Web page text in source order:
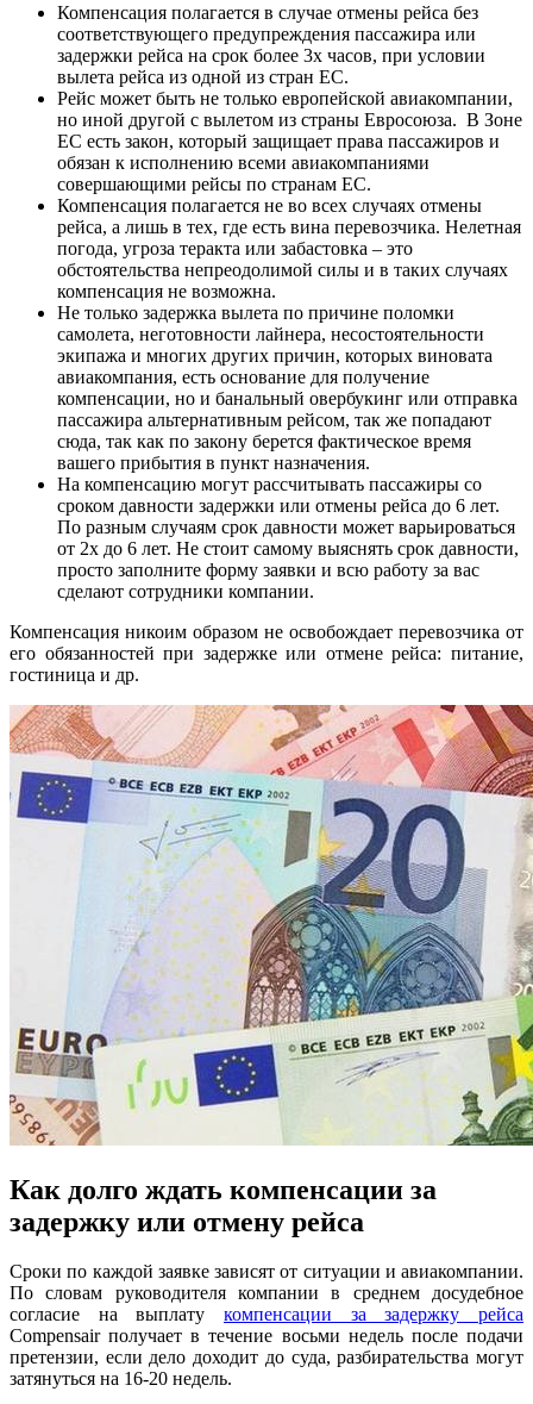
Компенсация полагается в случае отмены рейса без
соответствующего предупреждения пассажира или
задержки рейса на срок более 3х часов, при условии
вылета рейса из одной из стран ЕС.
Рейс может быть не только европейской авиакомпании,
но иной другой с вылетом из страны Евросоюза. В Зоне
ЕС есть закон, который защищает права пассажиров и
обязан к исполнению всеми авиакомпаниями
совершающими рейсы по странам ЕС.
Компенсация полагается не во всех случаях отмены
рейса, а лишь в тех, где есть вина перевозчика. Нелетная
погода, угроза теракта или забастовка – это
обстоятельства непреодолимой силы и в таких случаях
компенсация не возможна.
Не только задержка вылета по причине поломки
самолета, неготовности лайнера, несостоятельности
экипажа и многих других причин, которых виновата
авиакомпания, есть основание для получение
компенсации, но и банальный овербукинг или отправка
пассажира альтернативным рейсом, так же попадают
сюда, так как по закону берется фактическое время
вашего прибытия в пункт назначения.
На компенсацию могут рассчитывать пассажиры со
сроком давности задержки или отмены рейса до 6 лет.
По разным случаям срок давности может варьироваться
от 2х до 6 лет. Не стоит самому выяснять срок давности,
просто заполните форму заявки и всю работу за вас
сделают сотрудники компании.
Компенсация никоим образом не освобождает перевозчика от
его обязанностей при задержке или отмене рейса: питание,
гостиница и др.
Как долго ждать компенсации за
задержку или отмену рейса
Сроки по каждой заявке зависят от ситуации и авиакомпании.
По словам руководителя компании в среднем досудебное
согласие на выплату компенсации за задержку рейса
Compensair получает в течение восьми недель после подачи
претензии, если дело доходит до суда, разбирательства могут
затянуться на 16-20 недель.